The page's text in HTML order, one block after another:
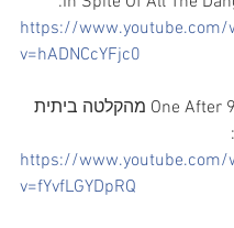
https://www.youtube.com/
v=hADNCcYFjc0
הנה השיר One After 909 מהקלטה ביתית
https://www.youtube.com/
v=fYvfLGYDpRQ